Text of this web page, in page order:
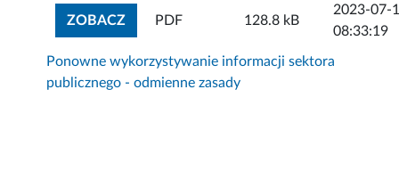
ZOBACZZOBACZ ZAŁĄCZNIK
PDF 128.8 kB
2023-07-
08:33:19
Ponowne wykorzystywanie informacji sektora
publicznego - odmienne zasady